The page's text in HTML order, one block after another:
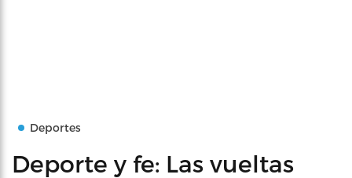
Deportes
Deporte y fe: Las vueltas